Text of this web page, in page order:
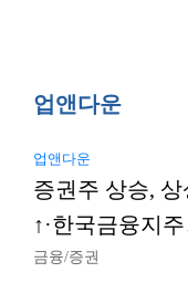
업앤다운
업앤다운
증권주 상승, 상
↑·한국금융지주
금융/증권